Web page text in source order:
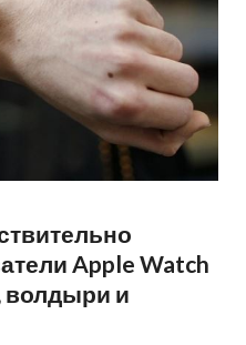
Apple Watch
волдыри и